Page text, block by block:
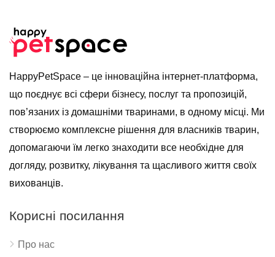
HappyPetSpace – це інноваційна інтернет-платформа,
що поєднує всі сфери бізнесу, послуг та пропозицій,
пов’язаних із домашніми тваринами, в одному місці. Ми
створюємо комплексне рішення для власників тварин,
допомагаючи їм легко знаходити все необхідне для
догляду, розвитку, лікування та щасливого життя своїх
вихованців.
Корисні посилання
Про нас